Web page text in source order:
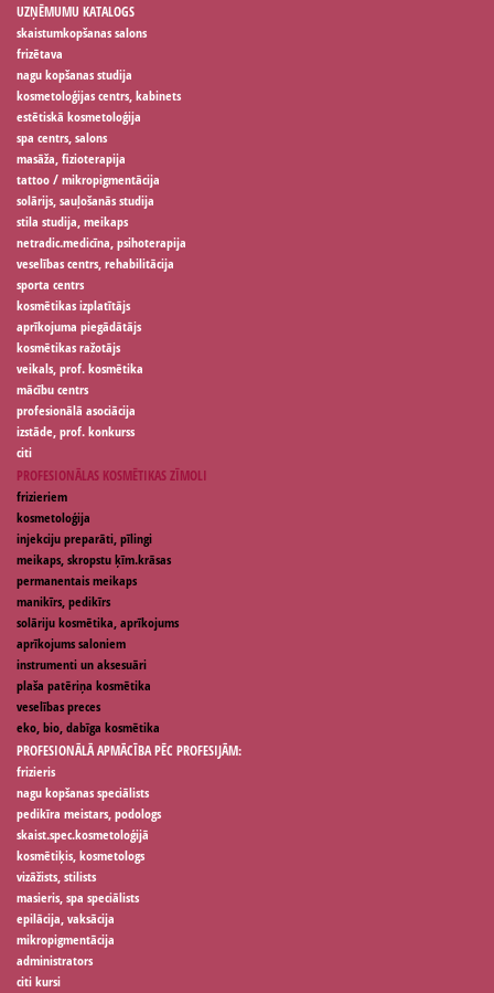
UZŅĒMUMU KATALOGS
skaistumkopšanas salons
frizētava
nagu kopšanas studija
kosmetoloģijas centrs, kabinets
estētiskā kosmetoloģija
spa centrs, salons
masāža, fizioterapija
tattoo / mikropigmentācija
solārijs, sauļošanās studija
stila studija, meikaps
netradic.medicīna, psihoterapija
veselības centrs, rehabilitācija
sporta centrs
kosmētikas izplatītājs
aprīkojuma piegādātājs
kosmētikas ražotājs
veikals, prof. kosmētika
mācību centrs
profesionālā asociācija
izstāde, prof. konkurss
citi
PROFESIONĀLAS KOSMĒTIKAS ZĪMOLI
frizieriem
kosmetoloģija
injekciju preparāti, pīlingi
meikaps, skropstu ķīm.krāsas
permanentais meikaps
manikīrs, pedikīrs
solāriju kosmētika, aprīkojums
aprīkojums saloniem
instrumenti un aksesuāri
plaša patēriņa kosmētika
veselības preces
eko, bio, dabīga kosmētika
PROFESIONĀLĀ APMĀCĪBA PĒC PROFESIJĀM:
frizieris
nagu kopšanas speciālists
pedikīra meistars, podologs
skaist.spec.kosmetoloģijā
kosmētiķis, kosmetologs
vizāžists, stilists
masieris, spa speciālists
epilācija, vaksācija
mikropigmentācija
administrators
citi kursi